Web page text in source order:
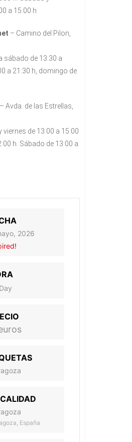
a 15:00 h
– Camino del Pilon,
sábado de 13:30 a
a 21:30 h, domingo de
– Avda. de las Estrellas,
viernes de 13:00 a 15:00
h. Sábado de 13:00 a
2026
España